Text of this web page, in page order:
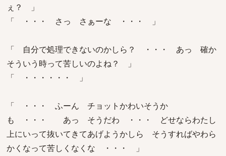
ぇ？ 」
「 ・・・ さっ さぁーな ・・・ 」
「 自分で処理できないのかしら？ ・・・ あっ 確か
そういう時って苦しいのよね？ 」
「 ・・・・・・ 」
「 ・・・ ふーん チョットかわいそうか
も ・・・ あっ そうだわ ・・・ どせならわたし
上にいって抜いてきてあげようかしら そうすればやわら
かくなって苦しくなくな ・・・ 」